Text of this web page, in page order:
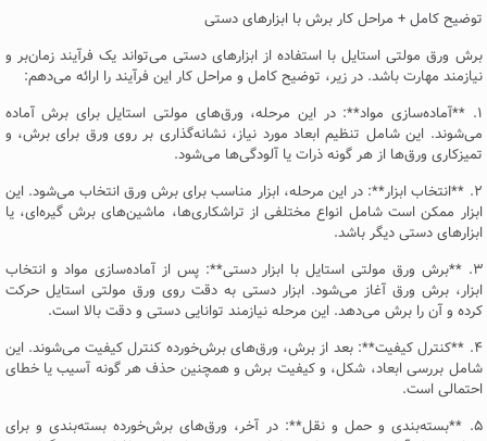
توضیح کامل + مراحل کار برش با ابزارهای دستی
برش ورق مولتی استایل با استفاده از ابزارهای دستی می‌تواند یک فرآیند زمان‌بر و
نیازمند مهارت باشد. در زیر، توضیح کامل و مراحل کار این فرآیند را ارائه می‌دهم:
۱. **آماده‌سازی مواد**: در این مرحله، ورق‌های مولتی استایل برای برش آماده
می‌شوند. این شامل تنظیم ابعاد مورد نیاز، نشانه‌گذاری بر روی ورق برای برش، و
تمیزکاری ورق‌ها از هر گونه ذرات یا آلودگی‌ها می‌شود.
۲. **انتخاب ابزار**: در این مرحله، ابزار مناسب برای برش ورق انتخاب می‌شود. این
ابزار ممکن است شامل انواع مختلفی از تراشکاری‌ها، ماشین‌های برش گیره‌ای، یا
ابزارهای دستی دیگر باشد.
۳. **برش ورق مولتی استایل با ابزار دستی**: پس از آماده‌سازی مواد و انتخاب
ابزار، برش ورق آغاز می‌شود. ابزار دستی به دقت روی ورق مولتی استایل حرکت
کرده و آن را برش می‌دهد. این مرحله نیازمند توانایی دستی و دقت بالا است.
۴. **کنترل کیفیت**: بعد از برش، ورق‌های برش‌خورده کنترل کیفیت می‌شوند. این
شامل بررسی ابعاد، شکل، و کیفیت برش و همچنین حذف هر گونه آسیب یا خطای
احتمالی است.
۵. **بسته‌بندی و حمل و نقل**: در آخر، ورق‌های برش‌خورده بسته‌بندی و برای